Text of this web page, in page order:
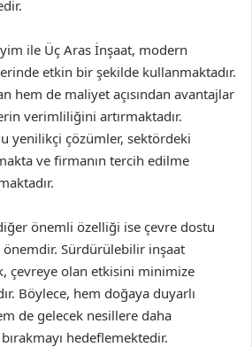
ile Üç Aras İnşaat, modern
etkin bir şekilde kullanmaktadır.
hem de maliyet açısından avantajlar
verimliliğini artırmaktadır.
yenilikçi çözümler, sektördeki
ve firmanın tercih edilme
önemli özelliği ise çevre dostu
Sürdürülebilir inşaat
çevreye olan etkisini minimize
Böylece, hem doğaya duyarlı
de gelecek nesillere daha
hedeflemektedir.